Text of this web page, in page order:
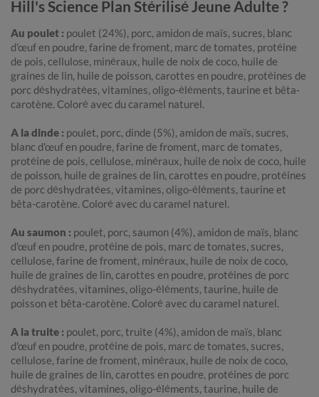
Hill's Science Plan Stérilisé Jeune Adulte ?
Au poulet : poulet (24%), porc, amidon de maïs, sucres, blanc
d'œuf en poudre, farine de froment, marc de tomates, protéine
de pois, cellulose, minéraux, huile de noix de coco, huile de
graines de lin, huile de poisson, carottes en poudre, protéines de
porc déshydratées, vitamines, oligo-éléments, taurine et bêta-
carotène. Coloré avec du caramel naturel.
A la dinde : poulet, porc, dinde (5%), amidon de maïs, sucres,
blanc d'œuf en poudre, farine de froment, marc de tomates,
protéine de pois, cellulose, minéraux, huile de noix de coco, huile
de poisson, huile de graines de lin, carottes en poudre, protéines
de porc déshydratées, vitamines, oligo-éléments, taurine et
bêta-carotène. Coloré avec du caramel naturel.
Au saumon : poulet, porc, saumon (4%), amidon de maïs, blanc
d'œuf en poudre, protéine de pois, marc de tomates, sucres,
cellulose, farine de froment, minéraux, huile de noix de coco,
huile de graines de lin, carottes en poudre, protéines de porc
déshydratées, vitamines, oligo-éléments, taurine, huile de
poisson et bêta-carotène. Coloré avec du caramel naturel.
A la truite : poulet, porc, truite (4%), amidon de maïs, blanc
d'œuf en poudre, protéine de pois, marc de tomates, sucres,
cellulose, farine de froment, minéraux, huile de noix de coco,
huile de graines de lin, carottes en poudre, protéines de porc
déshydratées, vitamines, oligo-éléments, taurine, huile de